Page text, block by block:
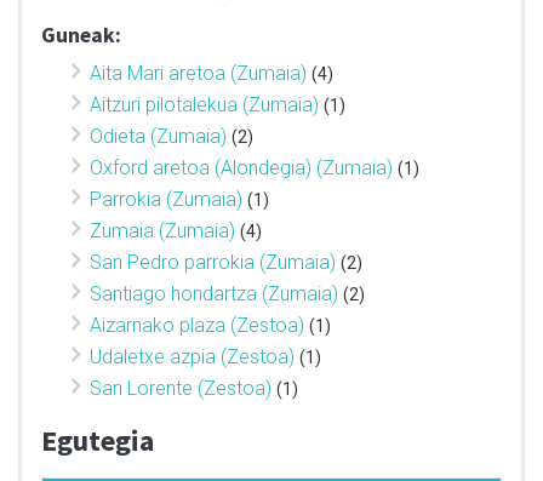
Guneak:
Aita Mari aretoa (Zumaia) (4)
Aitzuri pilotalekua (Zumaia) (1)
Odieta (Zumaia) (2)
Oxford aretoa (Alondegia) (Zumaia) (1)
Parrokia (Zumaia) (1)
Zumaia (Zumaia) (4)
San Pedro parrokia (Zumaia) (2)
Santiago hondartza (Zumaia) (2)
Aizarnako plaza (Zestoa) (1)
Udaletxe azpia (Zestoa) (1)
San Lorente (Zestoa) (1)
Egutegia